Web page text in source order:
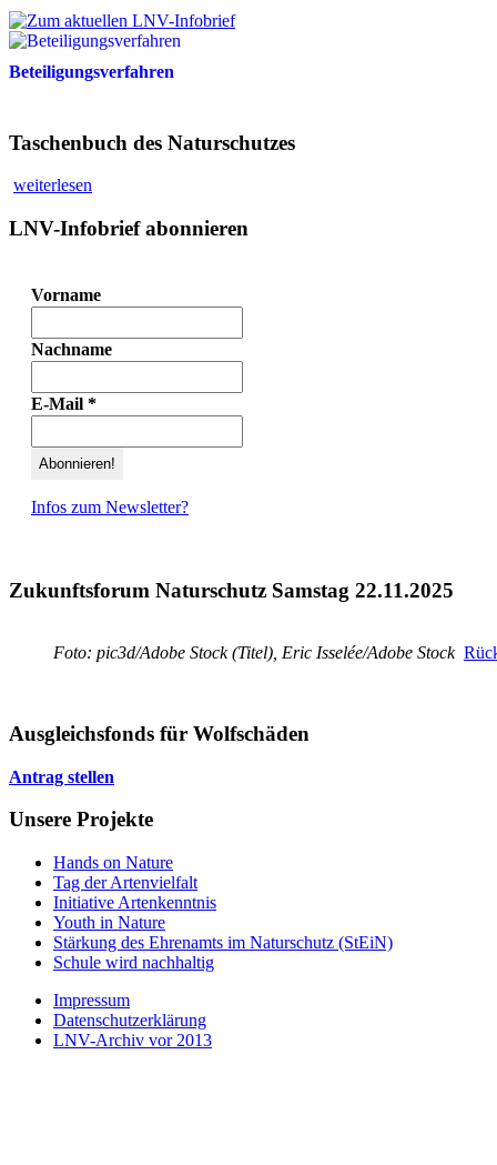
Beteiligungsverfahren
Taschenbuch des Naturschutzes
weiterlesen
LNV-Infobrief abonnieren
Vorname
Nachname
E-Mail *
Infos zum Newsletter?
Zukunftsforum Naturschutz Samstag 22.11.2025
Foto: pic3d/Adobe Stock (Titel), Eric Isselée/Adobe Stock
Ausgleichsfonds für Wolfschäden
Antrag stellen
Unsere Projekte
Hands on Nature
Tag der Artenvielfalt
Initiative Artenkenntnis
Youth in Nature
Stärkung des Ehrenamts im Naturschutz (StEiN)
Schule wird nachhaltig
Impressum
Datenschutzerklärung
LNV-Archiv vor 2013